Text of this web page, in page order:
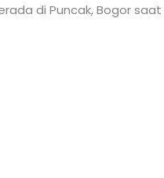
di Puncak, Bogor